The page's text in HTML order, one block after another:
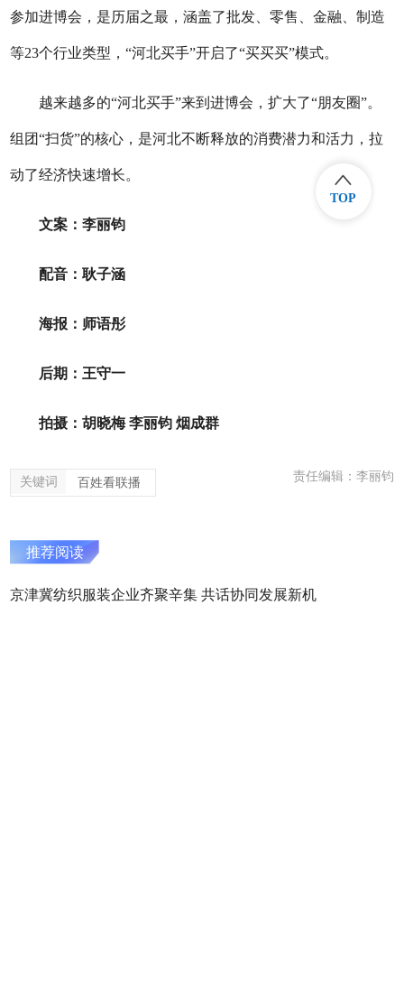
参加进博会，是历届之最，涵盖了批发、零售、金融、制造
等23个行业类型，“河北买手”开启了“买买买”模式。
越来越多的“河北买手”来到进博会，扩大了“朋友圈”。
组团“扫货”的核心，是河北不断释放的消费潜力和活力，拉
动了经济快速增长。
文案：李丽钧
配音：耿子涵
海报：师语彤
后期：王守一
拍摄：胡晓梅 李丽钧 烟成群
关键词 百姓看联播 责任编辑：李丽钧
推荐阅读
京津冀纺织服装企业齐聚辛集 共话协同发展新机
TOP